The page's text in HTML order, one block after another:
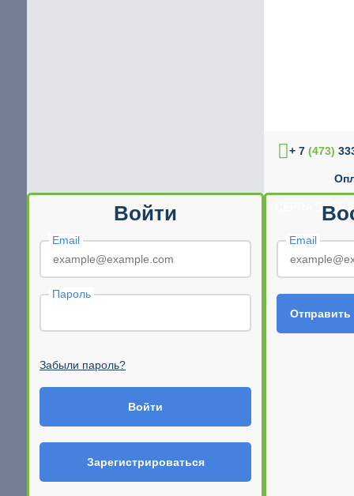
+ 7 (473)
© CEPRA
Войти
Email
Пароль
Забыли пароль?
Войти
Зарегистрироваться
Email
Отправить